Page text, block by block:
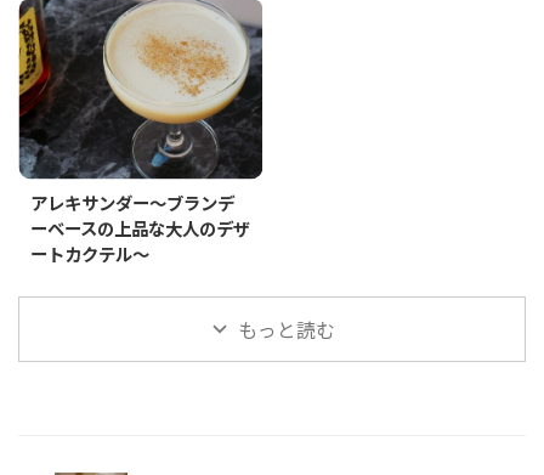
アレキサンダー～ブランデ
ーベースの上品な大人のデザ
ートカクテル～
もっと読む